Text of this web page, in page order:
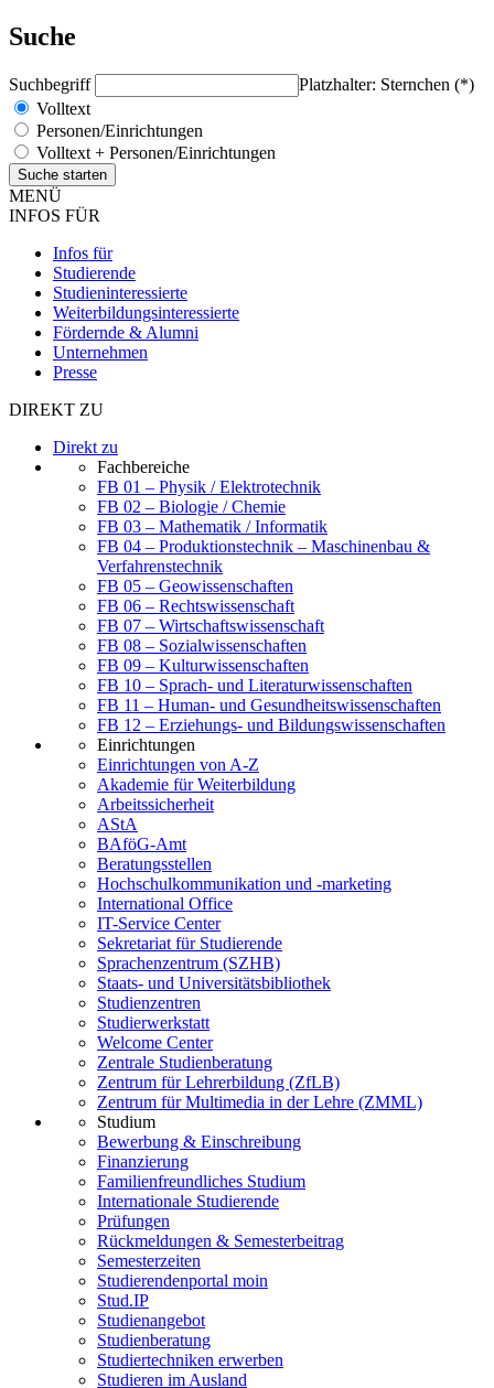
Suche
Suchbegriff
Platzhalter: Sternchen (*)
Volltext
Personen/Einrichtungen
Volltext + Personen/Einrichtungen
MENÜ
INFOS FÜR
Infos für
Studierende
Studieninteressierte
Weiterbildungsinteressierte
Fördernde & Alumni
Unternehmen
Presse
DIREKT ZU
Direkt zu
Fachbereiche
FB 01 – Physik / Elektrotechnik
FB 02 – Biologie / Chemie
FB 03 – Mathematik / Informatik
FB 04 – Produktionstechnik – Maschinenbau &
Verfahrenstechnik
FB 05 – Geowissenschaften
FB 06 – Rechtswissenschaft
FB 07 – Wirtschaftswissenschaft
FB 08 – Sozialwissenschaften
FB 09 – Kulturwissenschaften
FB 10 – Sprach- und Literaturwissenschaften
FB 11 – Human- und Gesundheitswissenschaften
FB 12 – Erziehungs- und Bildungswissenschaften
Einrichtungen
Einrichtungen von A-Z
Akademie für Weiterbildung
Arbeitssicherheit
AStA
BAföG-Amt
Beratungsstellen
Hochschulkommunikation und -marketing
International Office
IT-Service Center
Sekretariat für Studierende
Sprachenzentrum (SZHB)
Staats- und Universitätsbibliothek
Studienzentren
Studierwerkstatt
Welcome Center
Zentrale Studienberatung
Zentrum für Lehrerbildung (ZfLB)
Zentrum für Multimedia in der Lehre (ZMML)
Studium
Bewerbung & Einschreibung
Finanzierung
Familienfreundliches Studium
Internationale Studierende
Prüfungen
Rückmeldungen & Semesterbeitrag
Semesterzeiten
Studierendenportal moin
Stud.IP
Studienangebot
Studienberatung
Studiertechniken erwerben
Studieren im Ausland